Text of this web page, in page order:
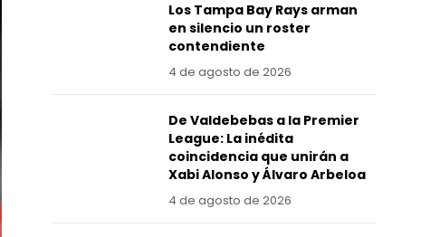
Los Tampa Bay Rays arman
en silencio un roster
contendiente
4 de agosto de 2026
De Valdebebas a la Premier
League: La inédita
coincidencia que unirán a
Xabi Alonso y Álvaro Arbeloa
4 de agosto de 2026